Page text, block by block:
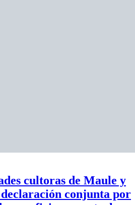
cultoras de Maule y
conjunta por